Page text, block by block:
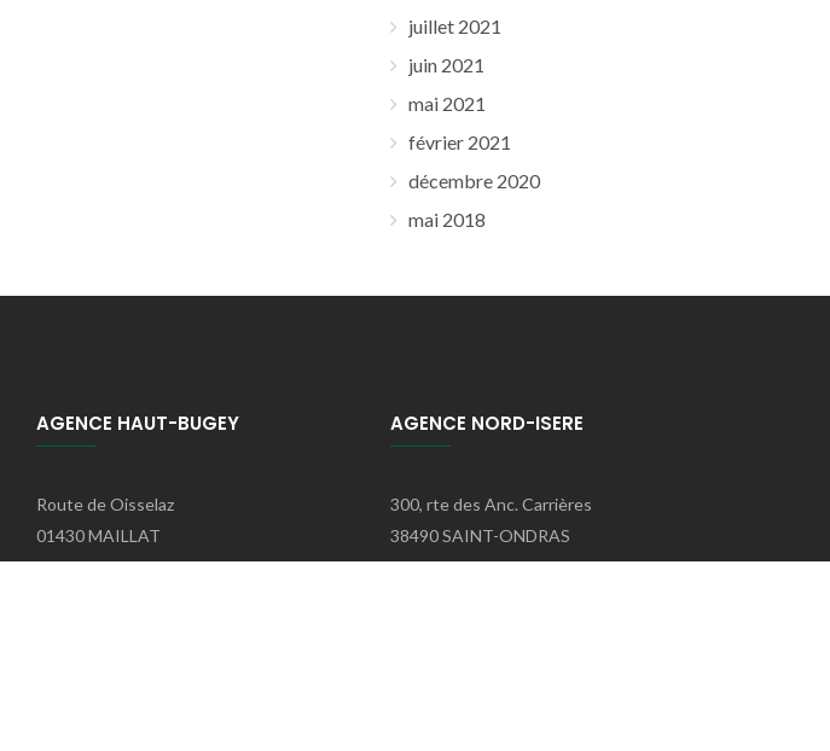
juillet 2021
juin 2021
mai 2021
février 2021
décembre 2020
mai 2018
AGENCE HAUT-BUGEY
Route de Oisselaz
01430 MAILLAT
Téléphone: 04.79.81.10.44
AGENCE NORD-ISERE
300, rte des Anc. Carrières
38490 SAINT-ONDRAS
Téléphone: 04.79.81.10.44